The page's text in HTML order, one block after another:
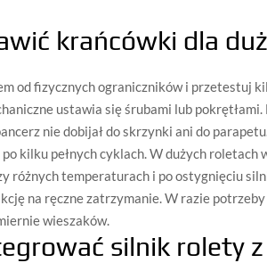
krańcówki dla
od fizycznych ograniczników i przetestuj
ustawia się śrubami lub
nie dobijał do skrzynki ani do
kilku pełnych cyklach. W dużych
różnych temperaturach i po ostygnięciu
na ręczne zatrzymanie. W razie
wieszaków.
silnik rolety